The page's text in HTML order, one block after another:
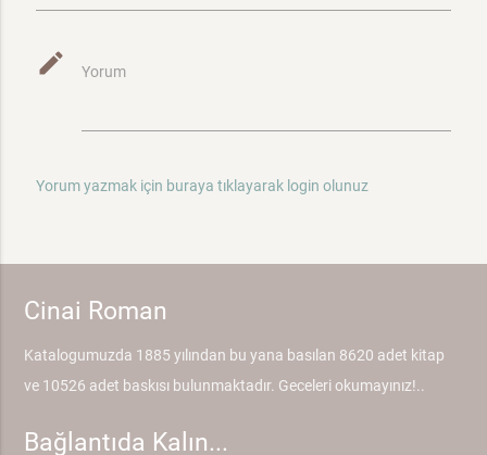
mode_edit Yorum
Yorum yazmak için buraya tıklayarak login olunuz
Cinai Roman
Katalogumuzda 1885 yılından bu yana basılan 8620 adet kitap
ve 10526 adet baskısı bulunmaktadır. Geceleri okumayınız!..
Bağlantıda Kalın...